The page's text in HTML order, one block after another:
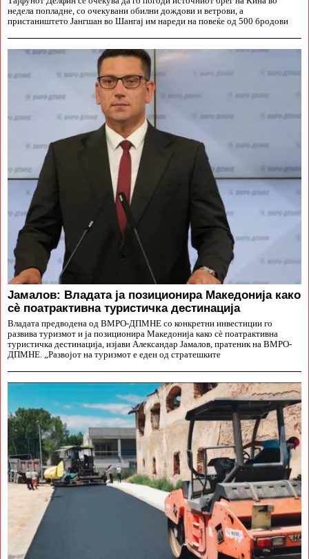
недела попладне, со очекувани обилни дождови и ветрови, а
пристаништето Јангшан во Шангај им нареди на повеќе од 500 бродови
Јамалов: Владата ја позиционира Македонија како
сè поатрактивна туристичка дестинација
Владата предводена од ВМРО-ДПМНЕ со конкретни инвестиции го
развива туризмот и ја позиционира Македонија како сè поатрактивна
туристичка дестинација, изјави Александар Јамалов, пратеник на ВМРО-
ДПМНЕ. „Развојот на туризмот е еден од стратешките